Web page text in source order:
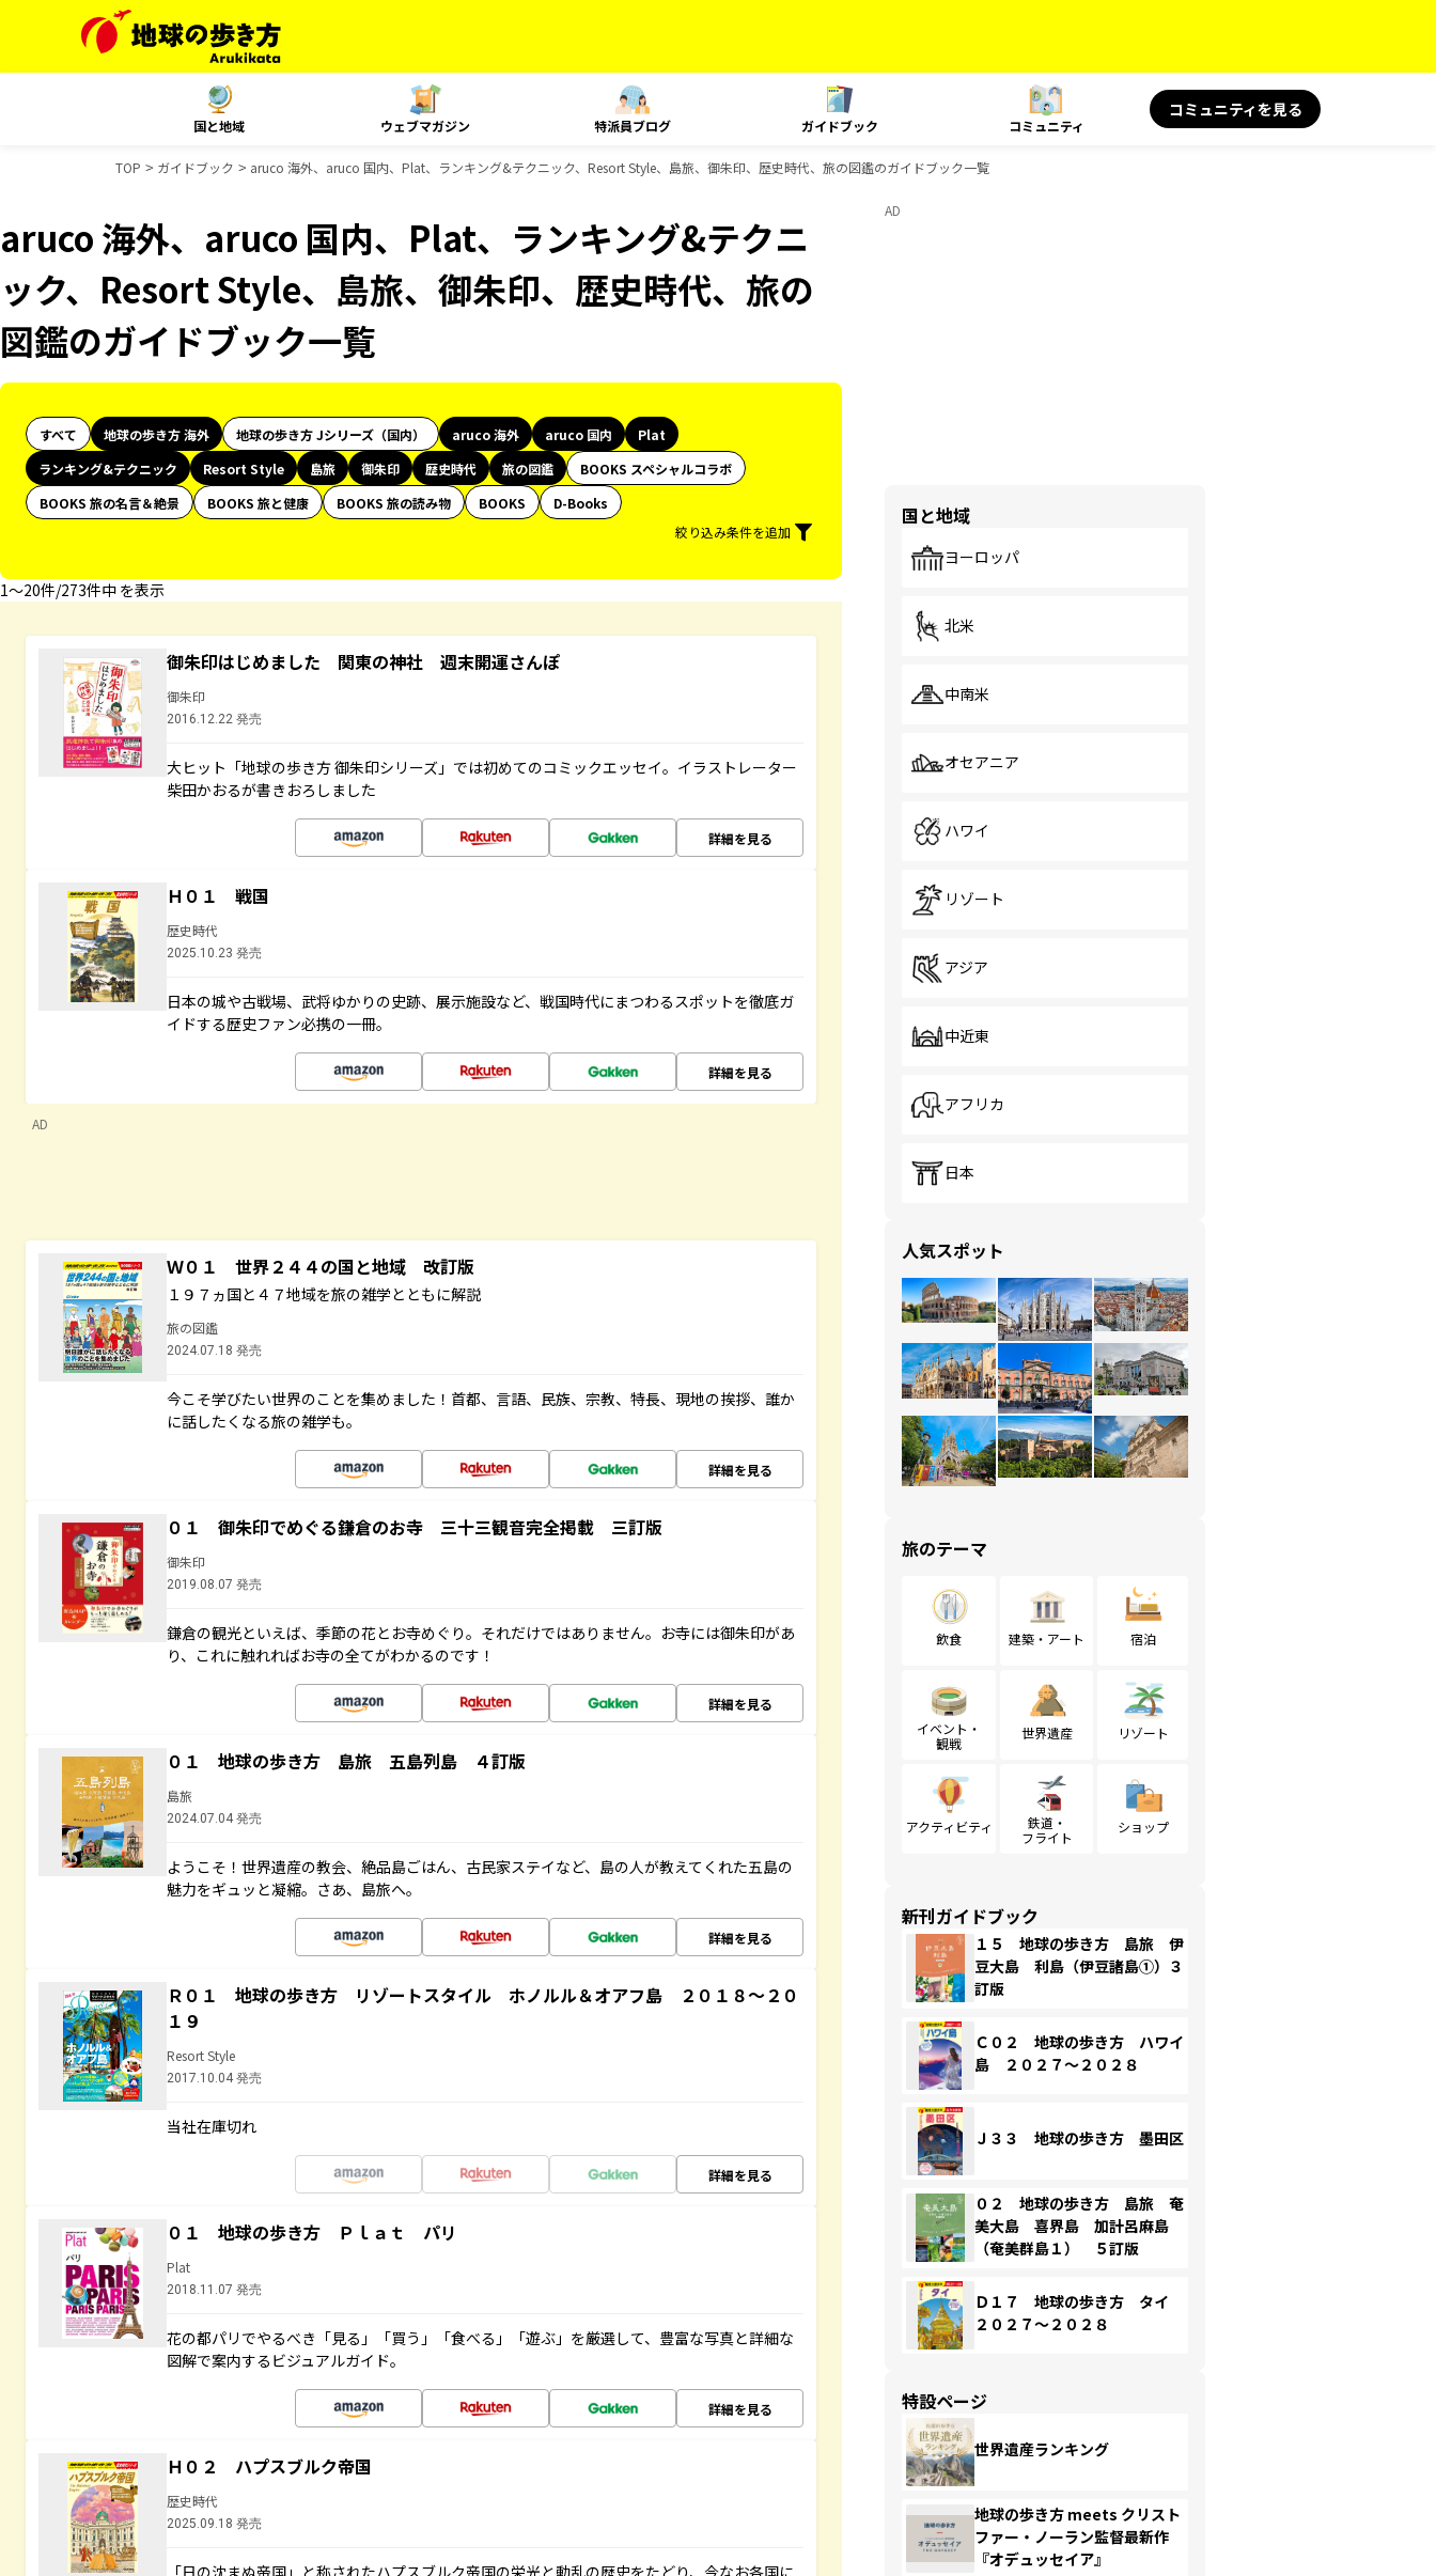
国と地域 ウェブマガジン 特派員ブログ ガイドブック コミュニティ
コミュニティを見る
TOP ガイドブック aruco 海外、aruco 国内、Plat、ランキング&テクニック、Resort Style、島旅、御朱印、歴史時代、旅の図鑑のガイドブック一覧
aruco 海外、aruco 国内、Plat、ランキング&テクニ
ック、Resort Style、島旅、御朱印、歴史時代、旅の
図鑑のガイドブック一覧
すべて 地球の歩き方 海外 地球の歩き方 Jシリーズ（国内） aruco 海外 aruco 国内
Plat
ランキング&テクニック
Resort Style 島旅 御朱印 歴史時代 旅の図鑑
BOOKS スペシャルコラボ
BOOKS 旅の名言＆絶景
BOOKS 旅と健康 BOOKS 旅の読み物 BOOKS
D-Books
絞り込み条件を追加
1〜20件/273件中 を表示
御朱印はじめました 関東の神社 週末開運さんぽ
御朱印
2016.12.22 発売
大ヒット「地球の歩き方 御朱印シリーズ」では初めてのコミックエッセイ。イラストレーター
柴田かおるが書きおろしました
詳細を見る
Ｈ０１ 戦国
歴史時代
2025.10.23 発売
日本の城や古戦場、武将ゆかりの史跡、展示施設など、戦国時代にまつわるスポットを徹底ガ
イドする歴史ファン必携の一冊。
詳細を見る
AD
Ｗ０１ 世界２４４の国と地域 改訂版
１９７ヵ国と４７地域を旅の雑学とともに解説
旅の図鑑
2024.07.18 発売
今こそ学びたい世界のことを集めました！首都、言語、民族、宗教、特長、現地の挨拶、誰か
に話したくなる旅の雑学も。
詳細を見る
０１ 御朱印でめぐる鎌倉のお寺 三十三観音完全掲載 三訂版
御朱印
2019.08.07 発売
鎌倉の観光といえば、季節の花とお寺めぐり。それだけではありません。お寺には御朱印があ
り、これに触れればお寺の全てがわかるのです！
詳細を見る
０１ 地球の歩き方 島旅 五島列島 ４訂版
島旅
2024.07.04 発売
ようこそ！世界遺産の教会、絶品島ごはん、古民家ステイなど、島の人が教えてくれた五島の
魅力をギュッと凝縮。さあ、島旅へ。
詳細を見る
Ｒ０１ 地球の歩き方 リゾートスタイル ホノルル＆オアフ島 ２０１８～２０
１９
Resort Style
2017.10.04 発売
当社在庫切れ
詳細を見る
０１ 地球の歩き方 Ｐｌａｔ パリ
Plat
2018.11.07 発売
花の都パリでやるべき「見る」「買う」「食べる」「遊ぶ」を厳選して、豊富な写真と詳細な
図解で案内するビジュアルガイド。
詳細を見る
Ｈ０２ ハプスブルク帝国
歴史時代
2025.09.18 発売
「日の沈まぬ帝国」と称されたハプスブルク帝国の栄光と動乱の歴史をたどり、今なお各国に
AD
国と地域
ヨーロッパ
北米
中南米
オセアニア
ハワイ
リゾート
アジア
中近東
アフリカ
日本
人気スポット
旅のテーマ
飲食 建築・アート 宿泊
イベント・
観戦
世界遺産 リゾート
アクティビティ
鉄道・
フライト
ショップ
新刊ガイドブック
１５ 地球の歩き方 島旅 伊
豆大島 利島（伊豆諸島①）３
訂版
Ｃ０２ 地球の歩き方 ハワイ
島 ２０２７～２０２８
Ｊ３３ 地球の歩き方 墨田区
０２ 地球の歩き方 島旅 奄
美大島 喜界島 加計呂麻島
（奄美群島１） ５訂版
Ｄ１７ 地球の歩き方 タイ
２０２７～２０２８
特設ページ
世界遺産ランキング
地球の歩き方 meets クリスト
ファー・ノーラン監督最新作
『オデュッセイア』